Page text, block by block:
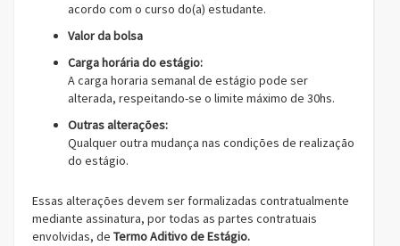
acordo com o curso do(a) estudante.
Valor da bolsa
Carga horária do estágio:
A carga horaria semanal de estágio pode ser
alterada, respeitando-se o limite máximo de 30hs.
Outras alterações:
Qualquer outra mudança nas condições de realização
do estágio.
Essas alterações devem ser formalizadas contratualmente
mediante assinatura, por todas as partes contratuais
envolvidas, de Termo Aditivo de Estágio.